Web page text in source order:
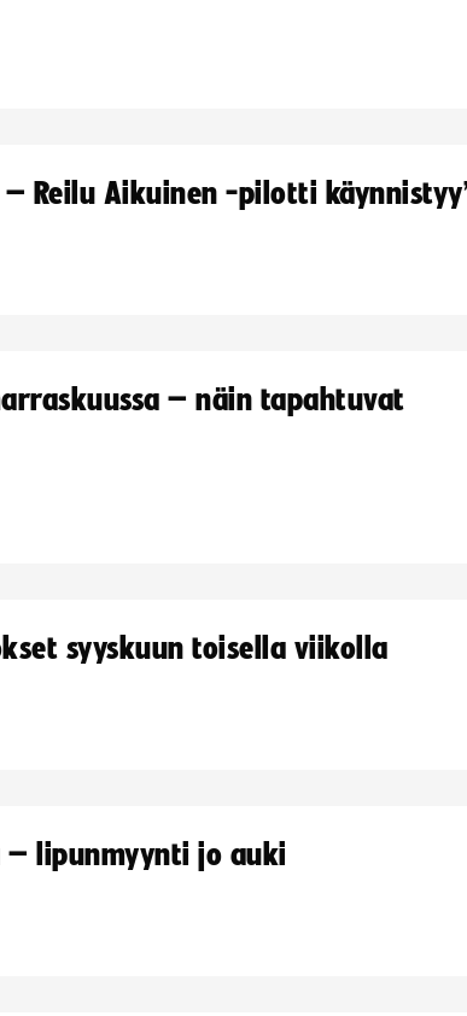
Reilu Aikuinen -pilotti
– näin tapahtuvat
syyskuun toisella viikolla
– lipunmyynti jo auki